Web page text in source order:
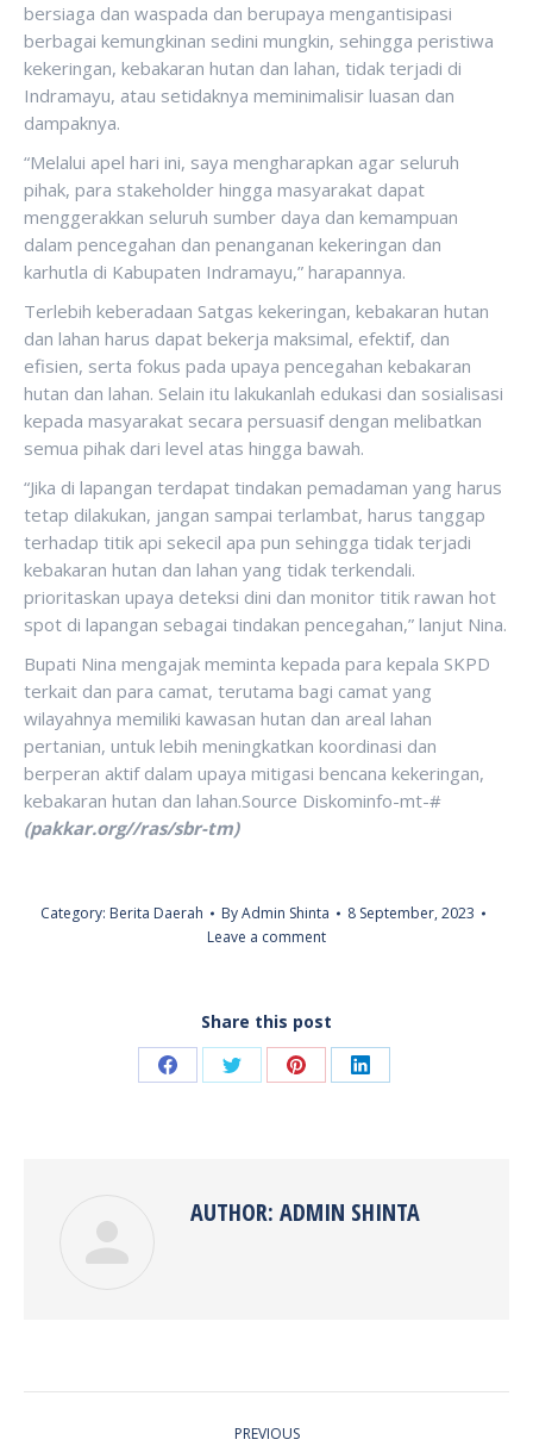
bersiaga dan waspada dan berupaya mengantisipasi
berbagai kemungkinan sedini mungkin, sehingga peristiwa
kekeringan, kebakaran hutan dan lahan, tidak terjadi di
Indramayu, atau setidaknya meminimalisir luasan dan
dampaknya.
“Melalui apel hari ini, saya mengharapkan agar seluruh
pihak, para stakeholder hingga masyarakat dapat
menggerakkan seluruh sumber daya dan kemampuan
dalam pencegahan dan penanganan kekeringan dan
karhutla di Kabupaten Indramayu,” harapannya.
Terlebih keberadaan Satgas kekeringan, kebakaran hutan
dan lahan harus dapat bekerja maksimal, efektif, dan
efisien, serta fokus pada upaya pencegahan kebakaran
hutan dan lahan. Selain itu lakukanlah edukasi dan sosialisasi
kepada masyarakat secara persuasif dengan melibatkan
semua pihak dari level atas hingga bawah.
“Jika di lapangan terdapat tindakan pemadaman yang harus
tetap dilakukan, jangan sampai terlambat, harus tanggap
terhadap titik api sekecil apa pun sehingga tidak terjadi
kebakaran hutan dan lahan yang tidak terkendali.
prioritaskan upaya deteksi dini dan monitor titik rawan hot
spot di lapangan sebagai tindakan pencegahan,” lanjut Nina.
Bupati Nina mengajak meminta kepada para kepala SKPD
terkait dan para camat, terutama bagi camat yang
wilayahnya memiliki kawasan hutan dan areal lahan
pertanian, untuk lebih meningkatkan koordinasi dan
berperan aktif dalam upaya mitigasi bencana kekeringan,
kebakaran hutan dan lahan.Source Diskominfo-mt-#
(pakkar.org//ras/sbr-tm)
Category: Berita Daerah ByAdmin Shinta
8 September, 2023
Leave a comment
Share this post
Share Share Share Share
AUTHOR: ADMIN SHINTA
PREVIOUS